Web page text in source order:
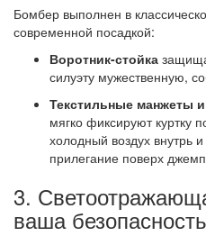
Бомбер выполнен в
современной посадкой:
Воротник-стойка
силуэту мужественную,
Текстильные манжеты
мягко фиксируют куртку
холодный воздух внутрь
прилегание поверх
3.
ваша